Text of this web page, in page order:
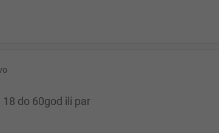
18 do 60god ili par